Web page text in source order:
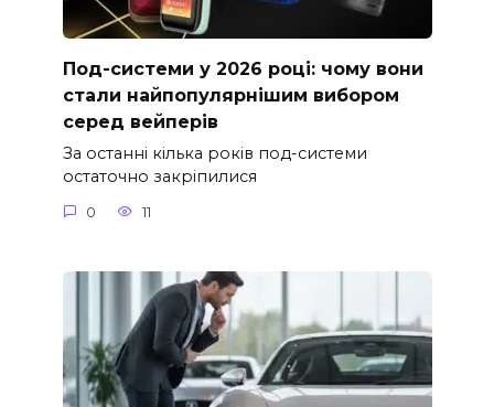
Под-системи у 2026 році: чому вони
стали найпопулярнішим вибором
серед вейперів
За останні кілька років под-системи
остаточно закріпилися
0 11